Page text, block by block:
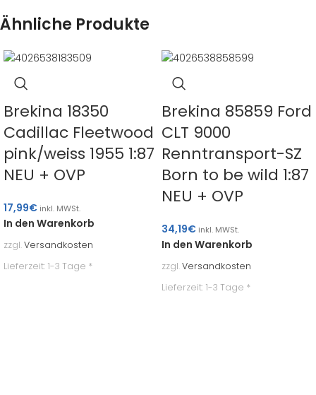
Ähnliche Produkte
Brekina 18350
Cadillac Fleetwood
pink/weiss 1955 1:87
NEU + OVP
17,99€ inkl. MWSt.
In den Warenkorb
zzgl.Versandkosten
Lieferzeit: 1-3 Tage *
Brekina 85859 Ford
CLT 9000
Renntransport-SZ
Born to be wild 1:87
NEU + OVP
34,19€ inkl. MWSt.
In den Warenkorb
zzgl.Versandkosten
Lieferzeit: 1-3 Tage *